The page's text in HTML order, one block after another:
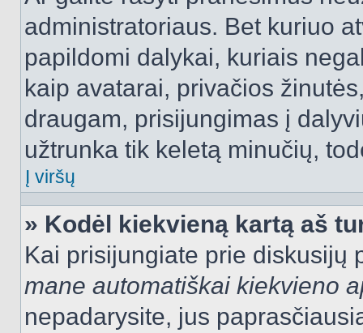
administratoriaus. Bet kuriuo
papildomi dalykai, kuriais
kaip avatarai, privačios
draugam, prisijungimas į
užtrunka tik keletą minučių,
Į viršų
» Kodėl kiekvieną kartą aš
Kai prisijungiate prie diskusijų
mane automatiškai kiekvieno
nepadarysite, jus